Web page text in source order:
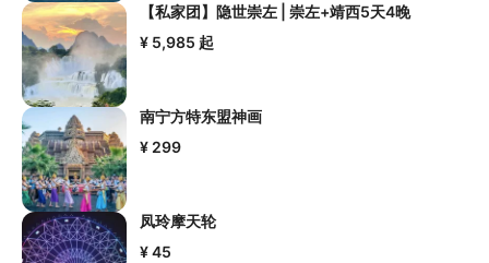
【私家团】隐世崇左 | 崇左+靖西5天4晚
¥ 5,985 起
南宁方特东盟神画
¥ 299
凤玲摩天轮
¥ 45